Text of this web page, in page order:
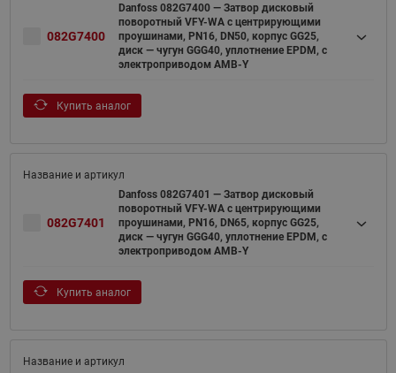
082G7400
Danfoss 082G7400 — Затвор дисковый
поворотный VFY-WA с центрирующими
проушинами, PN16, DN50, корпус GG25,
диск — чугун GGG40, уплотнение EPDM, с
электроприводом AMB-Y
Купить аналог
082G7401
Danfoss 082G7401 — Затвор дисковый
поворотный VFY-WA с центрирующими
проушинами, PN16, DN65, корпус GG25,
диск — чугун GGG40, уплотнение EPDM, с
электроприводом AMB-Y
Купить аналог